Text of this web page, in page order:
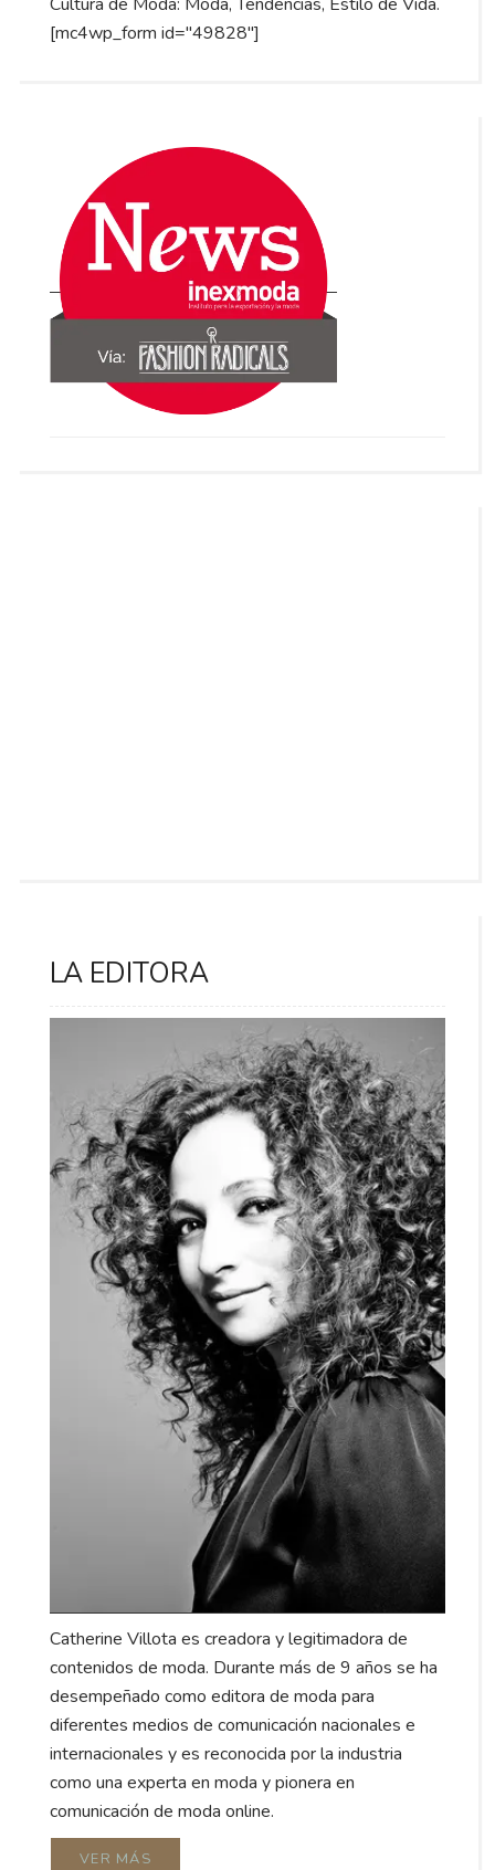
[mc4wp_form id="49828"]
LA EDITORA
Catherine Villota es creadora y legitimadora de
contenidos de moda. Durante más de 9 años se ha
desempeñado como editora de moda para
diferentes medios de comunicación nacionales e
internacionales y es reconocida por la industria
como una experta en moda y pionera en
comunicación de moda online.
VER MÁS